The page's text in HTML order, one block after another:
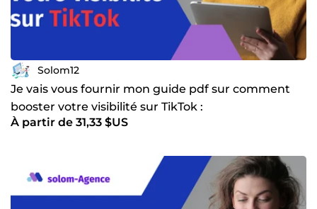
Grâce à ma connaissance approfondie de l'industrie et à
mon expérience pratique, Je suis un choix évident pour les
entreprises qui cherchent à améliorer leur présence en
ligne grâce à un contenu de qualité.
Solom12
Je vais vous fournir mon guide pdf sur comment
booster votre visibilité sur TikTok :
À partir de 31,33 $US